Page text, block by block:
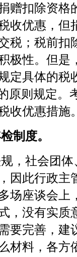
赠扣除资格
收优惠，但
税；税前扣
极性。但是
定具体的税
原则规定。
收优惠措施
制度。
，社会团
因此行政主
场座谈会上
，没有实质
要完善，建
材料，各方